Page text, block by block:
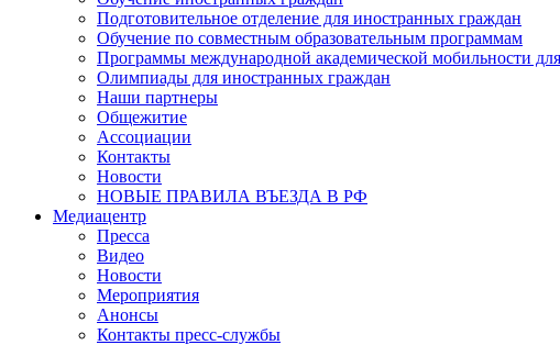
Подготовительное отделение для иностранных граждан
Обучение по совместным образовательным программам
Программы международной академической мобильности для
Олимпиады для иностранных граждан
Наши партнеры
Общежитие
Ассоциации
Контакты
Новости
НОВЫЕ ПРАВИЛА ВЪЕЗДА В РФ
Медиацентр
Пресса
Видео
Новости
Мероприятия
Анонсы
Контакты пресс-службы